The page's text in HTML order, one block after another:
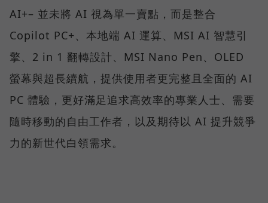
AI+– 並未將 AI 視為單一賣點，而是整合
Copilot PC+、本地端 AI 運算、MSI AI 智慧引
擎、2 in 1 翻轉設計、MSI Nano Pen、OLED
螢幕與超長續航，提供使用者更完整且全面的 AI
PC 體驗，更好滿足追求高效率的專業人士、需要
隨時移動的自由工作者，以及期待以 AI 提升競爭
力的新世代白領需求。